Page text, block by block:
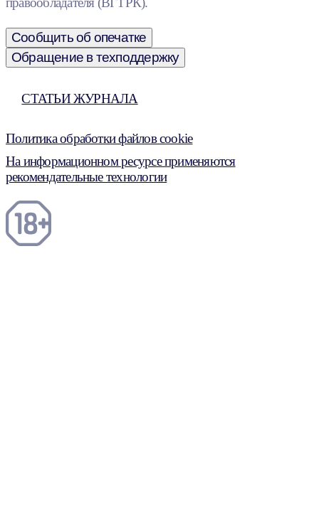
Сообщить об опечатке
Обращение в техподдержку
СТАТЬИ ЖУРНАЛА
Политика обработки файлов cookie
На информационном ресурсе применяются
рекомендательные технологии